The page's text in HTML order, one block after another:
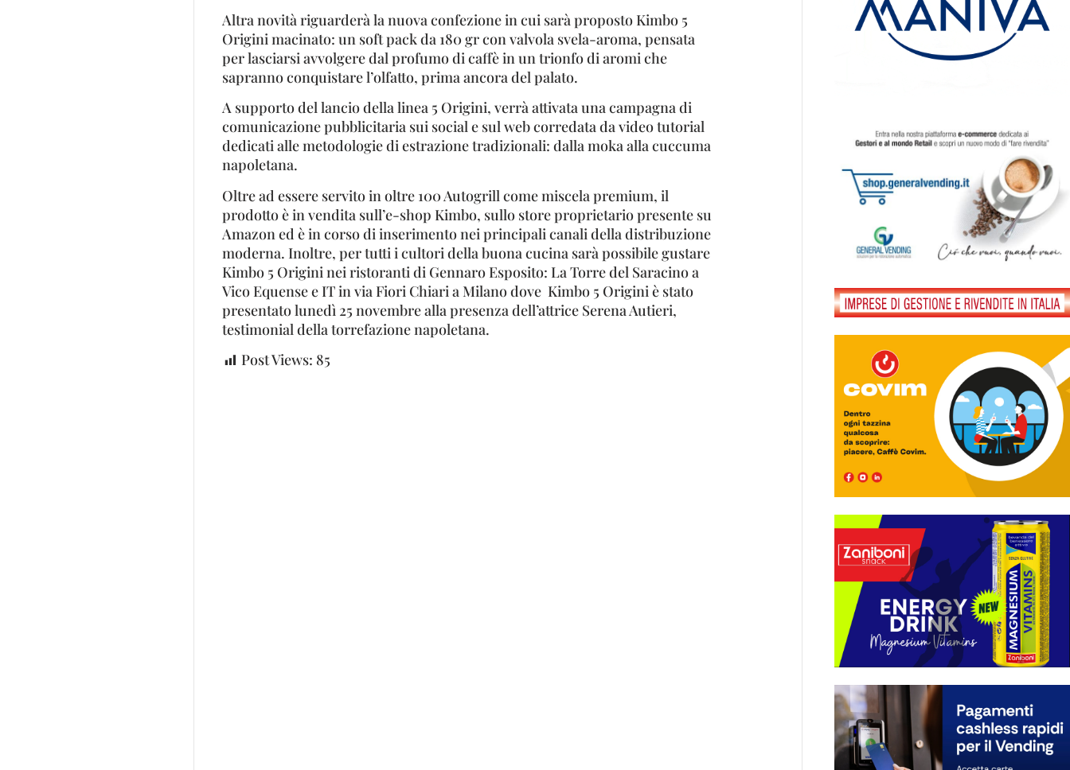
Altra novità riguarderà la nuova confezione in cui sarà proposto Kimbo 5
Origini macinato: un soft pack da 180 gr con valvola svela-aroma, pensata
per lasciarsi avvolgere dal profumo di caffè in un trionfo di aromi che
sapranno conquistare l’olfatto, prima ancora del palato.
A supporto del lancio della linea 5 Origini, verrà attivata una campagna di
comunicazione pubblicitaria sui social e sul web corredata da video tutorial
dedicati alle metodologie di estrazione tradizionali: dalla moka alla cuccuma
napoletana.
Oltre ad essere servito in oltre 100 Autogrill come miscela premium, il
prodotto è in vendita sull’e-shop Kimbo, sullo store proprietario presente su
Amazon ed è in corso di inserimento nei principali canali della distribuzione
moderna. Inoltre, per tutti i cultori della buona cucina sarà possibile gustare
Kimbo 5 Origini nei ristoranti di Gennaro Esposito: La Torre del Saracino a
Vico Equense e IT in via Fiori Chiari a Milano dove Kimbo 5 Origini è stato
presentato lunedì 25 novembre alla presenza dell’attrice Serena Autieri,
testimonial della torrefazione napoletana.
Post Views: 85